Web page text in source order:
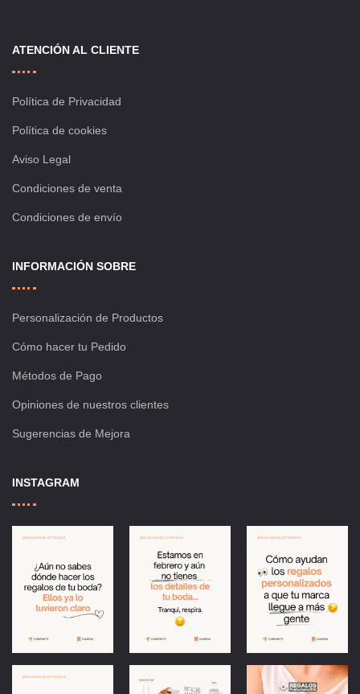
ATENCIÓN AL CLIENTE
Política de Privacidad
Política de cookies
Aviso Legal
Condiciones de venta
Condiciones de envío
INFORMACIÓN SOBRE
Personalización de Productos
Cómo hacer tu Pedido
Métodos de Pago
Opiniones de nuestros clientes
Sugerencias de Mejora
INSTAGRAM